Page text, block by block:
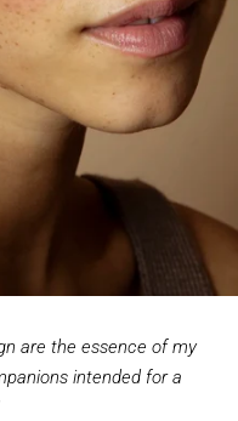
are the essence of my
intended for a